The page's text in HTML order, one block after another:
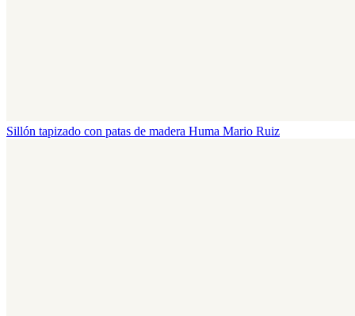
Sillón tapizado con patas de madera Huma Mario Ruiz